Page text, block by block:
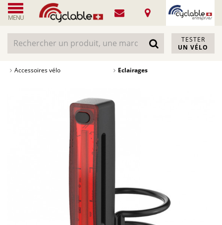
MENU
TESTER
UN VÉLO
Accessoires vélo Eclairages